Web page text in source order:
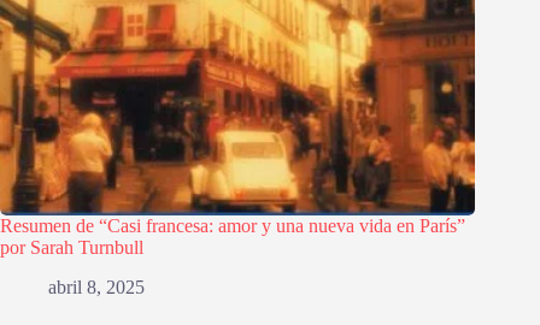
Resumen de “Casi francesa: amor y una nueva vida en París”
por Sarah Turnbull
abril 8, 2025